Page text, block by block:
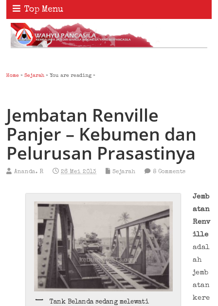
Top Menu
Home »Sejarah » You are reading »
Jembatan Renville
Panjer – Kebumen dan
Pelurusan Prasastinya
Ananda. R 26 Mei 2013 Sejarah 8 Comments
Tank Belanda sedang melewati
Jemb
atan
Renv
ille
adal
ah
jemb
atan
kere